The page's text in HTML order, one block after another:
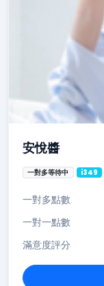
安悅醬
一對多等待中 i349
一對多點數
一對一點數
滿意度評分